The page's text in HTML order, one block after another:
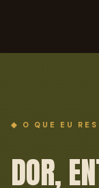
◆ O QUE EU
DOR,